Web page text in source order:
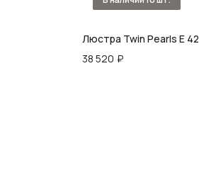
Люстра Twin Pearls E 42
38 520 ₽